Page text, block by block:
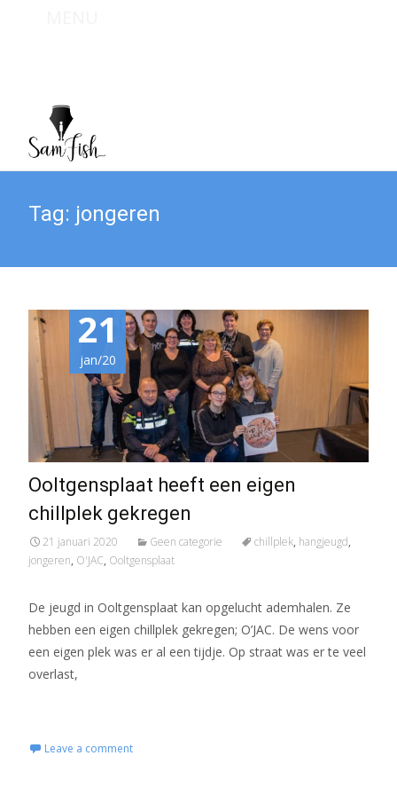
Tag: jongeren
21
jan/20
Ooltgensplaat heeft een eigen
chillplek gekregen
21 januari 2020 Geen categorie chillplek, hangjeugd,
jongeren, O'JAC, Ooltgensplaat
De jeugd in Ooltgensplaat kan opgelucht ademhalen. Ze
hebben een eigen chillplek gekregen; O’JAC. De wens voor
een eigen plek was er al een tijdje. Op straat was er te veel
overlast,
Leave a comment